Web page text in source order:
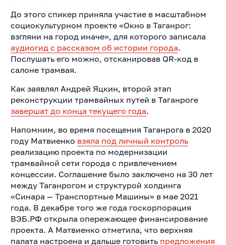
До этого спикер приняла участие в масштабном
социокультурном проекте «Окно в Таганрог:
взгляни на город иначе», для которого записала
аудиогид с рассказом об истории города.
Послушать его можно, отсканировав QR-код в
салоне трамвая.
Как заявлял Андрей Яцкин, второй этап
реконструкции трамвайных путей в Таганроге
завершат до конца текущего года.
Напомним, во время посещения Таганрога в 2020
году Матвиенко взяла под личный контроль
реализацию проекта по модернизации
трамвайной сети города с привлечением
концессии. Соглашение было заключено на 30 лет
между Таганрогом и структурой холдинга
«Синара — Транспортные Машины» в мае 2021
года. В декабре того же года госкорпорация
ВЭБ.РФ открыла опережающее финансирование
проекта. А Матвиенко отметила, что верхняя
палата настроена и дальше готовить предложения